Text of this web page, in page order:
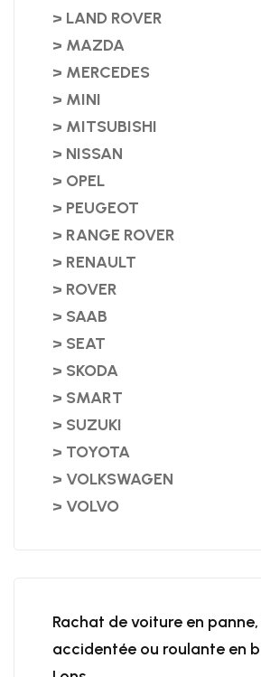
> LAND ROVER
> MAZDA
> MERCEDES
> MINI
> MITSUBISHI
> NISSAN
> OPEL
> PEUGEOT
> RANGE ROVER
> RENAULT
> ROVER
> SAAB
> SEAT
> SKODA
> SMART
> SUZUKI
> TOYOTA
> VOLKSWAGEN
> VOLVO
Rachat de voiture en panne,
accidentée ou roulante en